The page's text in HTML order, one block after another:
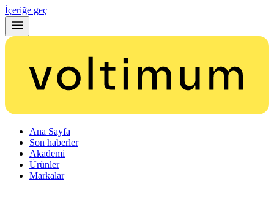
İçeriğe geç
Ana Sayfa
Son haberler
Akademi
Ürünler
Markalar